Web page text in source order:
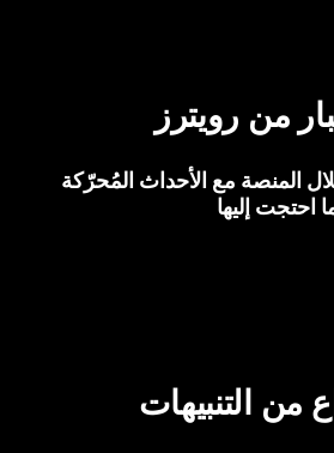
من رويترز
المنصة مع الأحداث المُحرّكة
احتجت إليها
من التنبيهات